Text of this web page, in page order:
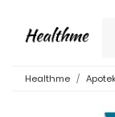
Healthme